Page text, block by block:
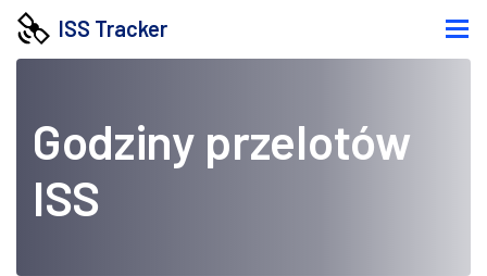
ISS Tracker
Godziny przelotów
ISS